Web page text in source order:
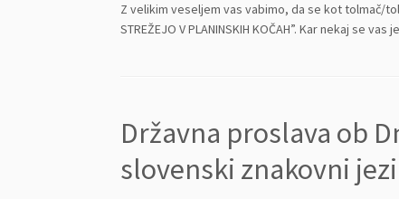
Z velikim veseljem vas vabimo, da se kot tolmač/
STREŽEJO V PLANINSKIH KOČAH”. Kar nekaj se vas
Državna proslava ob
slovenski znakovni